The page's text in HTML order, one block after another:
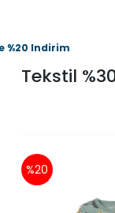
%20 Indirim
Tekstil
%20